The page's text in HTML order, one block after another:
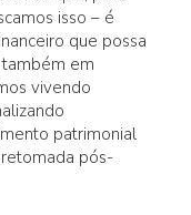
isso – é
que possa
em
vivendo
patrimonial
pós-